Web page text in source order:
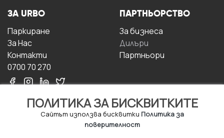
ПОЛИТИКА ЗА БИСКВИТКИТЕ
Сайтът използва бисквитки Политика за
поверителност
ЗА URBO
Паркиране
За Hас
Контакти
0700 70 270
ПАРТНЬОРСТВО
За бизнесa
Дилъри
Партньори